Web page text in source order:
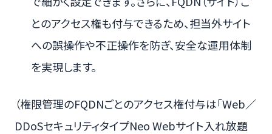
とのアクセス権も付与できるため、担当外サイト
への誤操作や不正操作を防ぎ、安全な運用体制
を実現します。
（権限管理のFQDNごとのアクセス権付与は「Web／
DDoSセキュリティタイプNeo Webサイト入れ放題